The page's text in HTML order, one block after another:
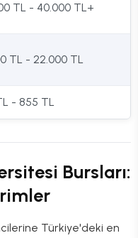
TL - 40.000 TL+
TL - 22.000 TL
- 855 TL
Bursları:
Türkiye'deki en